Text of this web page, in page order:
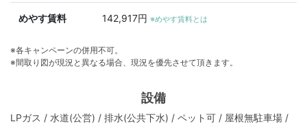
めやす賃料 142,917円 ※めやす賃料とは
※各キャンペーンの併用不可。
※間取り図が現況と異なる場合、現況を優先させて頂きます。
設備
LPガス / 水道(公営) / 排水(公共下水) / ペット可 / 屋根無駐車場 /